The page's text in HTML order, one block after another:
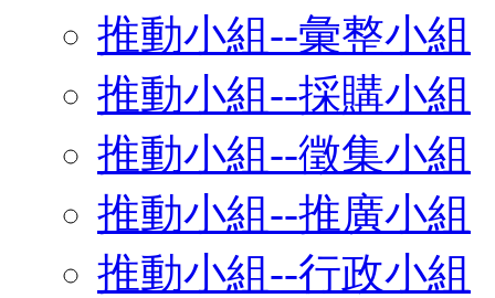
推動小組--彙整小組
推動小組--採購小組
推動小組--徵集小組
推動小組--推廣小組
推動小組--行政小組